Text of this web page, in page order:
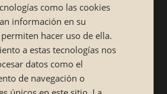
antioxidantes
propiedades antioxidantes del alga
a proteger las células de tu
CATALÁN
como las cookies
información en su
hacer uso de ella.
a estas tecnologías nos
datos como el
de navegación o
únicos en este sitio. La